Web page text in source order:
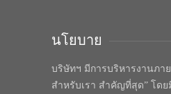
นโยบาย
บริษัทฯ มีการบริหารงานภา
สำหรับเรา สำคัญที่สุด” โด